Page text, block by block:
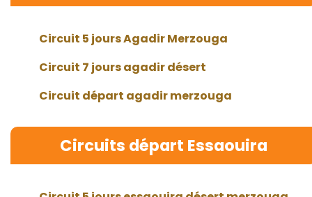
Circuit 5 jours Agadir Merzouga
Circuit 7 jours agadir désert
Circuit départ agadir merzouga
Circuits départ Essaouira